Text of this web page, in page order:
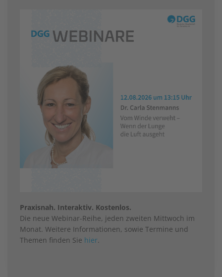
Praxisnah. Interaktiv. Kostenlos.
Die neue Webinar-Reihe, jeden zweiten Mittwoch im
Monat. Weitere Informationen, sowie Termine und
Themen finden Sie hier.